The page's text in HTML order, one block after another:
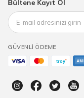
Bültene Kayıt Ol
GÜVENLI ÖDEME